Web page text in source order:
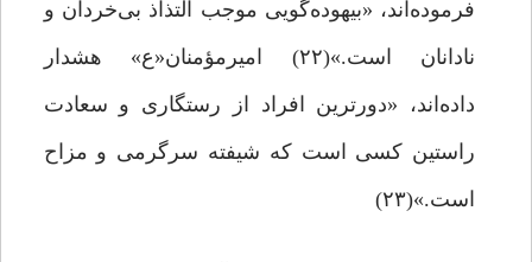
فرموده‌اند، «بیهوده‌گویی موجب التذاذ بی‌خردان و
نادانان است.»(۲۲) امیرمؤمنان«ع» هشدار
داده‌اند، «دورترین افراد از رستگاری و سعادت
راستین کسی است که شیفته‌ سرگرمی و مزاح
است.»(۲۳)